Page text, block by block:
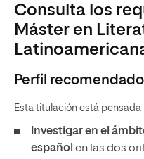
Consulta los
Máster en
Perfil recomendado
Esta titulación está pensada
Investigar en el
español en las dos